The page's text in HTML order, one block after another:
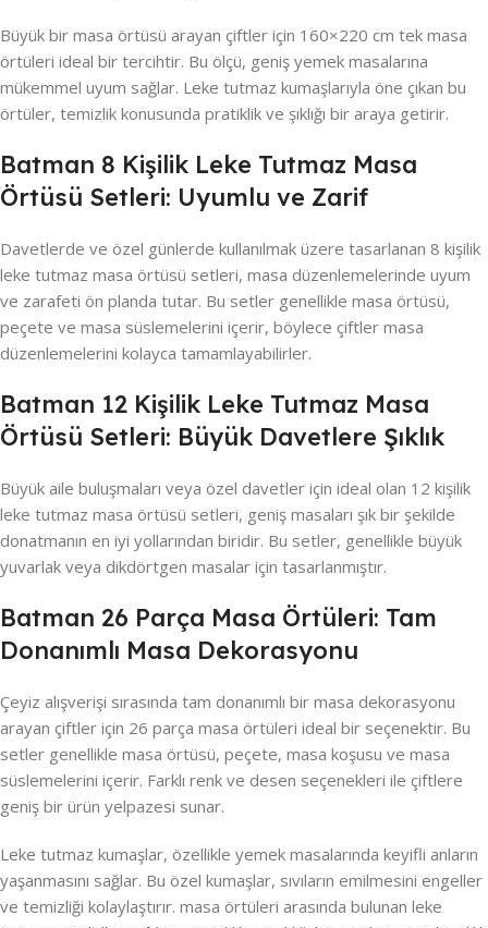
Büyük bir masa örtüsü arayan çiftler için 160×220 cm tek masa
örtüleri ideal bir tercihtir. Bu ölçü, geniş yemek masalarına
mükemmel uyum sağlar. Leke tutmaz kumaşlarıyla öne çıkan bu
örtüler, temizlik konusunda pratiklik ve şıklığı bir araya getirir.
Batman 8 Kişilik Leke Tutmaz Masa
Örtüsü Setleri: Uyumlu ve Zarif
Davetlerde ve özel günlerde kullanılmak üzere tasarlanan 8 kişilik
leke tutmaz masa örtüsü setleri, masa düzenlemelerinde uyum
ve zarafeti ön planda tutar. Bu setler genellikle masa örtüsü,
peçete ve masa süslemelerini içerir, böylece çiftler masa
düzenlemelerini kolayca tamamlayabilirler.
Batman 12 Kişilik Leke Tutmaz Masa
Örtüsü Setleri: Büyük Davetlere Şıklık
Büyük aile buluşmaları veya özel davetler için ideal olan 12 kişilik
leke tutmaz masa örtüsü setleri, geniş masaları şık bir şekilde
donatmanın en iyi yollarından biridir. Bu setler, genellikle büyük
yuvarlak veya dikdörtgen masalar için tasarlanmıştır.
Batman 26 Parça Masa Örtüleri: Tam
Donanımlı Masa Dekorasyonu
Çeyiz alışverişi sırasında tam donanımlı bir masa dekorasyonu
arayan çiftler için 26 parça masa örtüleri ideal bir seçenektir. Bu
setler genellikle masa örtüsü, peçete, masa koşusu ve masa
süslemelerini içerir. Farklı renk ve desen seçenekleri ile çiftlere
geniş bir ürün yelpazesi sunar.
Leke tutmaz kumaşlar, özellikle yemek masalarında keyifli anların
yaşanmasını sağlar. Bu özel kumaşlar, sıvıların emilmesini engeller
ve temizliği kolaylaştırır. masa örtüleri arasında bulunan leke